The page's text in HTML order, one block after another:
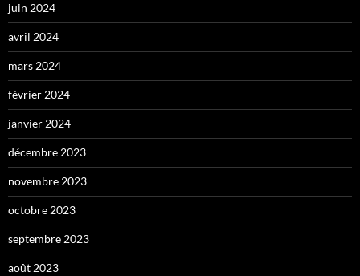
juin 2024
avril 2024
mars 2024
février 2024
janvier 2024
décembre 2023
novembre 2023
octobre 2023
septembre 2023
août 2023